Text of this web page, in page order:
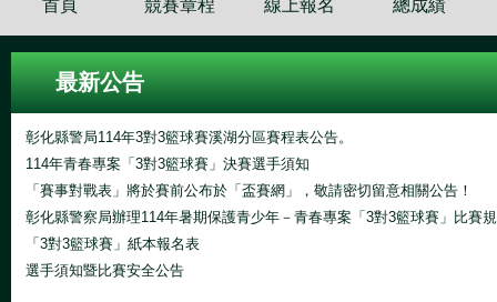
首頁 競賽章程 線上報名 總成績
最新公告
彰化縣警局114年3對3籃球賽溪湖分區賽程表公告。
114年青春專案「3對3籃球賽」決賽選手須知
「賽事對戰表」將於賽前公布於「盃賽網」，敬請密切留意相關公告！
彰化縣警察局辦理114年暑期保護青少年－青春專案「3對3籃球賽」比賽
「3對3籃球賽」紙本報名表
選手須知暨比賽安全公告